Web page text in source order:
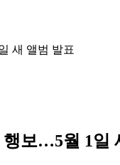
새 앨범 발표
보…5월 1일